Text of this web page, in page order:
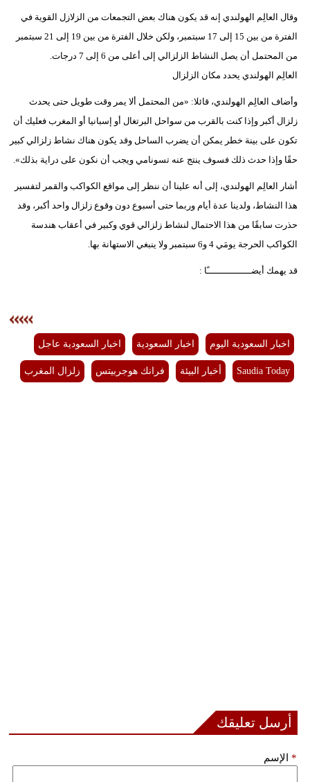
وقال العالِم الهولندي إنه قد يكون هناك بعض التجمعات من الزلازل القوية في
الفترة من بين 15 إلى 17 سبتمبر، ولكن خلال الفترة من بين 19 إلى 21 سبتمبر
من المحتمل أن يصل النشاط الزلزالي إلى أعلى من 6 إلى 7 درجات.
العالِم الهولندي يحدد مكان الزلزال
وأضاف العالِم الهولندي، قائلا: «من المحتمل ألا يمر وقت طويل حتى يحدث
زلزال أكبر وإذا كنت بالقرب من سواحل البرتغال أو إسبانيا أو المغرب فعليك أن
تكون على بينة خطر يمكن أن يضرب الساحل وقد يكون هناك نشاط زلزالي كبير
حقًا وإذا حدث ذلك فسوف ينتج عنه تسونامي ويجب أن نكون على دراية بذلك».
أشار العالِم الهولندي، إلى أنه علينا أن ننظر إلى مواقع الكواكب والقمر لتفسير
هذا النشاط، ولدينا عدة أيام وربما حتى أسبوع دون وقوع زلزال واحد أكبر، وقد
حذرت سابقًا من هذا الاحتمال لنشاط زلزالي قوي وكبير في أعقاب هندسة
الكواكب الحرجة يومَي 4 و6 سبتمبر ولا ينبغي الاستهانة بها.
قد يهمك أيضــــــــــــــــًا :
اخبار السعودية اليوم اخبار السعودية اخبار السعودية عاجل
Saudia Today أخبار البيئة فرانك هوجربيتس زلزال المغرب
أرسل تعليقك
الإسم *